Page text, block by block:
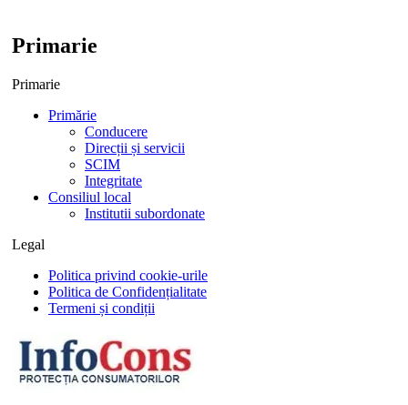
Primarie
Primarie
Primărie
Conducere
Direcții și servicii
SCIM
Integritate
Consiliul local
Institutii subordonate
Legal
Politica privind cookie-urile
Politica de Confidențialitate
Termeni și condiții